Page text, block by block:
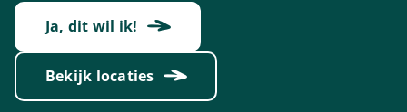
Ja, dit wil ik!
Bekijk locaties